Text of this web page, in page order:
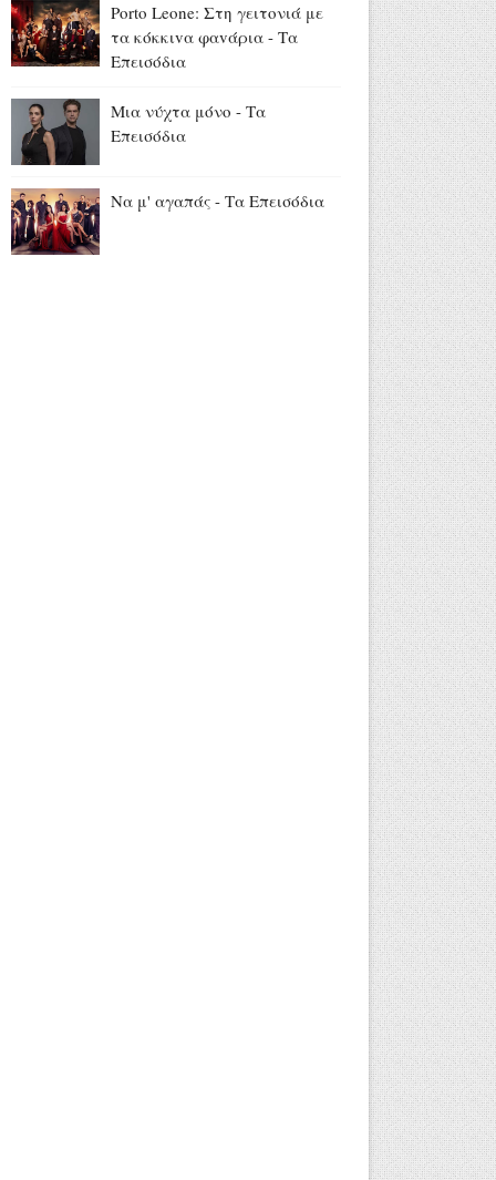
Conference League - Live στον
ΣΚΑΪ: Παναθηναϊκός - ΤΣΣΚΑ
1948 (5/8, 21:30)
Porto Leone: Στη γειτονιά με
τα κόκκιvα φαvάρια - Τα
Επεισόδια
Μια νύχτα μόνο - Τα
Επεισόδια
Να μ' αγαπάς - Τα Επεισόδια